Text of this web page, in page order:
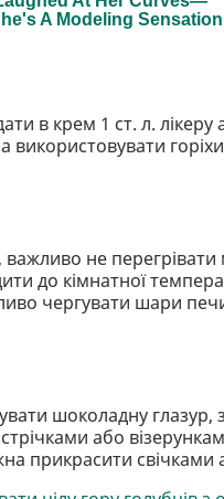
в крем 1 ст. л. лікеру
горіхи
не перегрівати
до кімнатної
чергувати шари
шоколадну глазур,
або
прикрасити